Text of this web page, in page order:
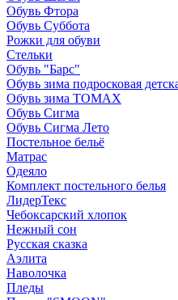
Обувь Фтора
Обувь Суббота
Рожки для обуви
Стельки
Обувь "Барс"
Обувь зима подросковая
Обувь зима ТОМАХ
Обувь Сигма
Обувь Сигма Лето
Постельное бельё
Матрас
Одеяло
Комплект постельного белья
ЛидерТекс
Чебоксарский хлопок
Нежный сон
Русская сказка
Аэлита
Наволочка
Пледы